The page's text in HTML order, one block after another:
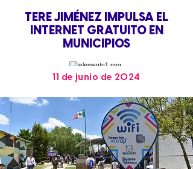
TERE JIMÉNEZ IMPULSA EL
INTERNET GRATUITO EN
MUNICIPIOS
11 de junio de 2024